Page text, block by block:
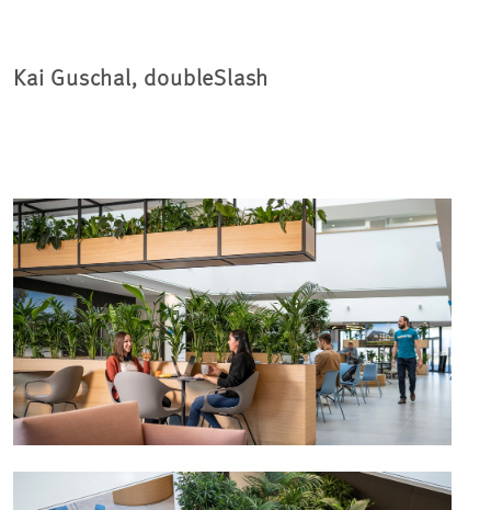
Kai Guschal, doubleSlash